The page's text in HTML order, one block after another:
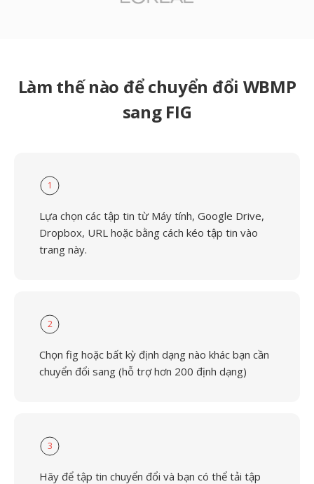
Làm thế nào để chuyển đổi WBMP
sang FIG
1
Lựa chọn các tập tin từ Máy tính, Google Drive,
Dropbox, URL hoặc bằng cách kéo tập tin vào
trang này.
2
Chọn fig hoặc bất kỳ định dạng nào khác bạn cần
chuyển đổi sang (hỗ trợ hơn 200 định dạng)
3
Hãy để tập tin chuyển đổi và bạn có thể tải tập